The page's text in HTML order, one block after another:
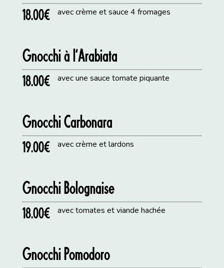
18.00€ avec crème et sauce 4 fromages
Gnocchi à l’Arabiata
18.00€ avec une sauce tomate piquante
Gnocchi Carbonara
19.00€ avec crème et lardons
Gnocchi Bolognaise
18.00€ avec tomates et viande hachée
Gnocchi Pomodoro